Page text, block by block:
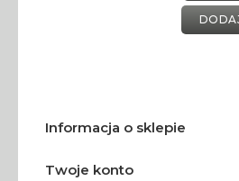
Informacja o sklepie
Twoje konto